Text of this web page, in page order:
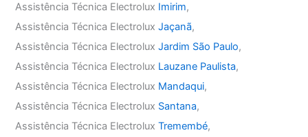
Assistência Técnica Electrolux Imirim,
Assistência Técnica ElectroluxJaçanã,
Assistência Técnica ElectroluxJardim São Paulo,
Assistência Técnica Electrolux Lauzane Paulista,
Assistência Técnica Electrolux Mandaqui,
Assistência Técnica Electrolux Santana,
Assistência Técnica ElectroluxTremembé,